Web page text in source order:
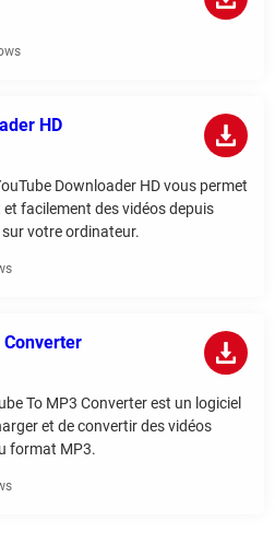
HD
Downloader HD vous permet
facilement des vidéos depuis
votre ordinateur.
Converter
To MP3 Converter est un logiciel
et de convertir des vidéos
format MP3.